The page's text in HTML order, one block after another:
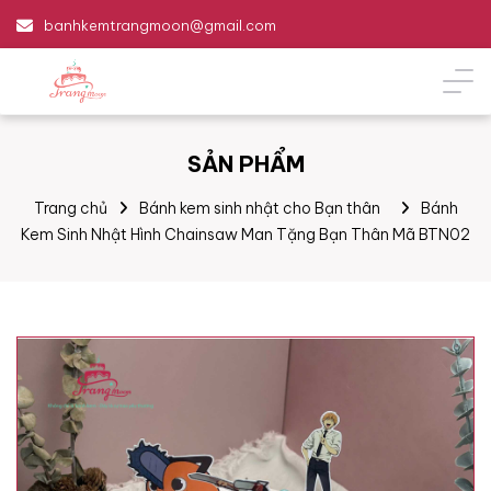
banhkemtrangmoon@gmail.com
SẢN PHẨM
Trang chủ Bánh kem sinh nhật cho Bạn thân
Bánh
Kem Sinh Nhật Hình Chainsaw Man Tặng Bạn Thân Mã BTN02